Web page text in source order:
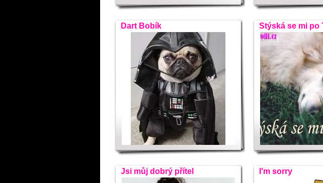
Dart Bobík Stýská se mi po
Jsi můj dobrý přítel I'm sorry